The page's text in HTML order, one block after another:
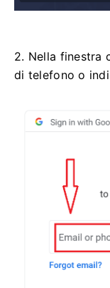
2. Nella finestra
di telefono o